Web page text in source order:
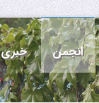
انجمن خبری